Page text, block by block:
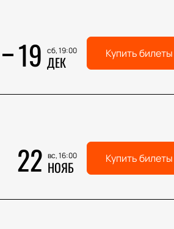
19 сб, 19:00
ДЕК Купить билеты
22 вс, 16:00
НОЯБ Купить билеты